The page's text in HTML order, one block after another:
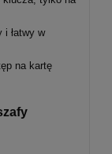
i łatwy w
na kartę